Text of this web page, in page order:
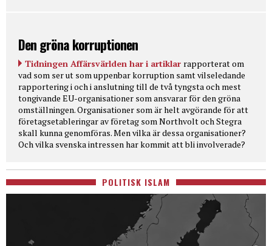
Den gröna korruptionen
Tidningen Affärsvärlden har i artiklar rapporterat om
vad som ser ut som uppenbar korruption samt vilseledande
rapportering i och i anslutning till de två tyngsta och mest
tongivande EU-organisationer som ansvarar för den gröna
omställningen. Organisationer som är helt avgörande för att
företagsetableringar av företag som Northvolt och Stegra
skall kunna genomföras. Men vilka är dessa organisationer?
Och vilka svenska intressen har kommit att bli involverade?
POLITISK ISLAM